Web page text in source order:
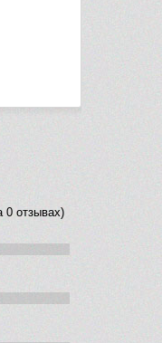
0 отзывах)